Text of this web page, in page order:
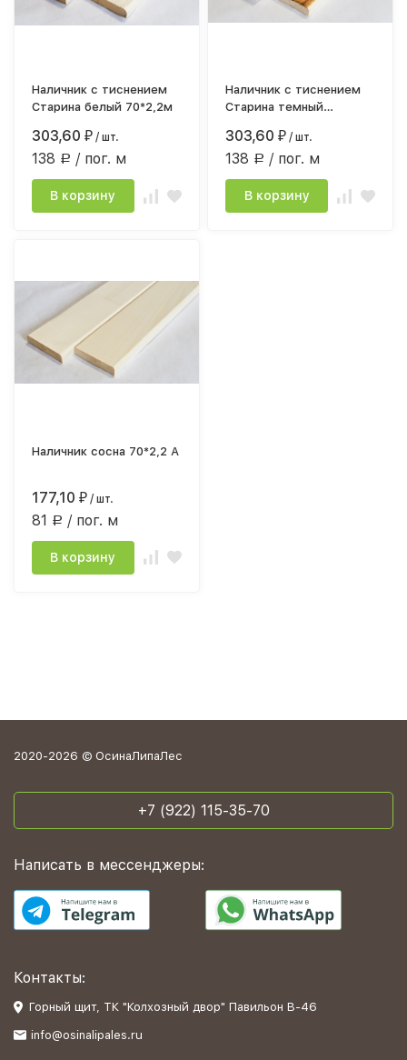
Наличник с тиснением
Старина белый 70*2,2м
303,60₽ / шт.
138 Р / пог. м
В корзину
Наличник с тиснением
Старина темный
303,60₽ / шт.
138 Р / пог. м
В корзину
Наличник сосна 70*2,2 А
177,10₽ / шт.
81 Р / пог. м
В корзину
2020-2026 © ОсинаЛипаЛес
+7 (922) 115-35-70
Написать в мессенджеры:
Контакты:
Горный щит, ТК "Колхозный двор" Павильон В-46
info@osinalipales.ru